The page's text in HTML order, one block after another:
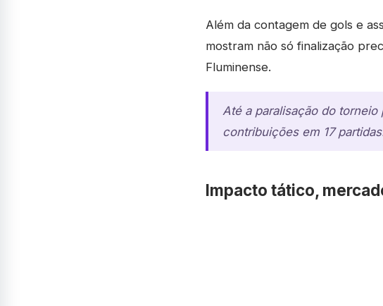
Além da contagem de gols e
mostram não só finalização
Fluminense.
Até a paralisação do
contribuições em 17
Impacto tático,